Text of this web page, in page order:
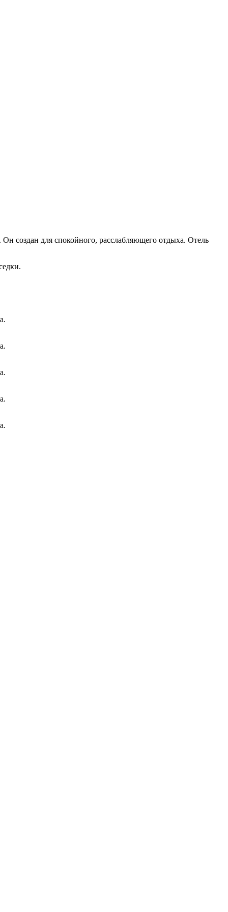
создан для спокойного, расслабляющего отдыха. Отель